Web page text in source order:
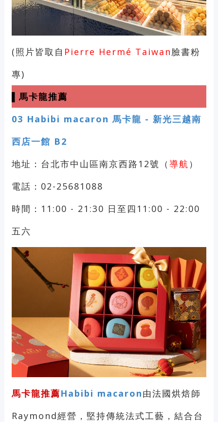
(照片皆取自 Pierre Hermé Taiwan臉書粉
專)
▌馬卡龍推薦
03 Habibi macaron 馬卡龍 - 新光三越南
西店一館 B2
地址：台北市中山區南京西路12號（ 導航 ）
電話：02-25681088
時間：11:00 - 21:30 日至四11:00 - 22:00
五六
馬卡龍推薦Habibi macaron由法國烘焙師
Raymond經營，堅持傳統法式工藝，結合台